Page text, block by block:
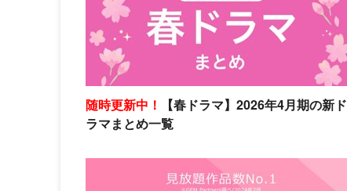
随時更新中！
【春ドラマ】2026年4月期の新ド
ラマまとめ一覧